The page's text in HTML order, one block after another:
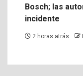
Bosch; las
incidente
2 horas atrás